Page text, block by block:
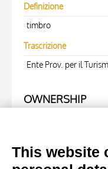
Definizione
timbro
Trascrizione
Ente Prov. per il
OWNERSHIP
Fondazione Centro
This website